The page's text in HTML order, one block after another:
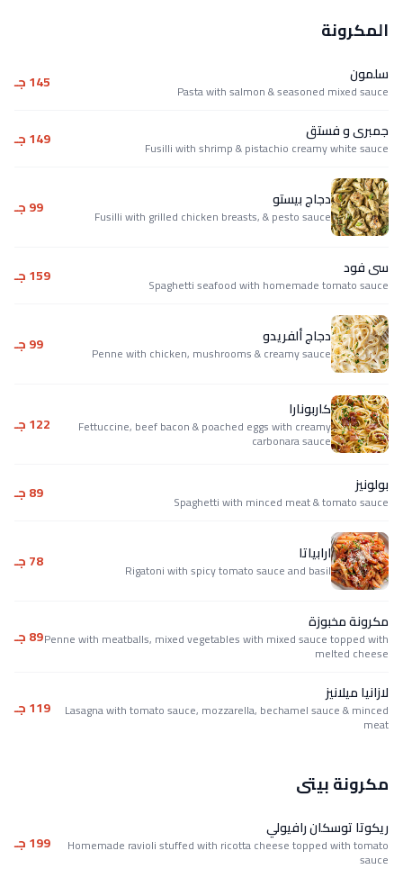
المكرونة
سلمون
Pasta with salmon & seasoned mixed sauce 145 جـ
جمبرى و فستق
Fusilli with shrimp & pistachio creamy white sauce 149 جـ
دجاج بيستو
Fusilli with grilled chicken breasts, & pesto sauce 99 جـ
سى فود
Spaghetti seafood with homemade tomato sauce 159 جـ
دجاج ألفريدو
Penne with chicken, mushrooms & creamy sauce 99 جـ
كاربونارا
Fettuccine, beef bacon & poached eggs with creamy
carbonara sauce
122 جـ
بولونيز
Spaghetti with minced meat & tomato sauce 89 جـ
ارابياتا
Rigatoni with spicy tomato sauce and basil 78 جـ
مكرونة مخبوزة
Penne with meatballs, mixed vegetables with mixed sauce topped with
melted cheese
89 جـ
لازانيا ميلانيز
Lasagna with tomato sauce, mozzarella, bechamel sauce & minced
meat
119 جـ
مكرونة بيتى
ريكوتا توسكان رافيولي
Homemade ravioli stuffed with ricotta cheese topped with tomato
sauce
199 جـ